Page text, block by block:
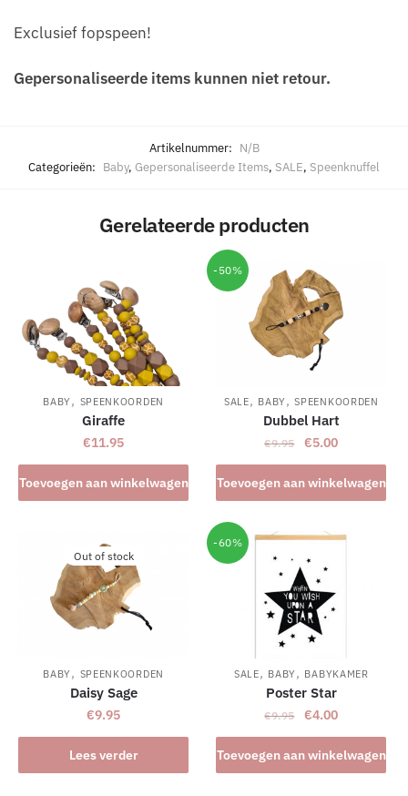
Exclusief fopspeen!
Gepersonaliseerde items kunnen niet retour.
Artikelnummer: N/B
Categorieën: Baby, Gepersonaliseerde Items, SALE, Speenknuffel
Gerelateerde producten
BABY , SPEENKOORDEN
Giraffe
€11.95
Toevoegen aan winkelwagen
-50%
SALE, BABY ,SPEENKOORDEN
Dubbel Hart
€9.95
Oorspronkelijke
prijs
was:
€9.95.
€5.00Huidige
prijs
is:
€5.00.
Toevoegen aan winkelwagen
Out of stock
BABY , SPEENKOORDEN
Daisy Sage
€9.95
Lees verder
-60%
SALE, BABY , BABYKAMER
Poster Star
€9.95
Oorspronkelijke
prijs
was:
€9.95.
€4.00Huidige
prijs
is:
€4.00.
Toevoegen aan winkelwagen